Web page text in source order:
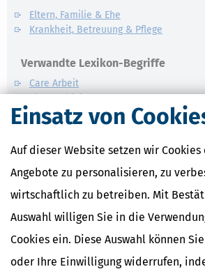
Einsatz von
Auf dieser Website setzen wir Cookies
Angebote zu personalisieren, zu
wirtschaftlich zu betreiben. Mit
Auswahl willigen Sie in die
Cookies ein. Diese Auswahl können
oder Ihre Einwilligung widerrufen,
Eltern, Familie & Ehe
Krankheit, Betreuung & Pflege
Verwandte Lexikon-Begriffe
Care Arbeit
ElterngeldPlus
Unterhaltshöchstbetrag
Kindesunterhalt